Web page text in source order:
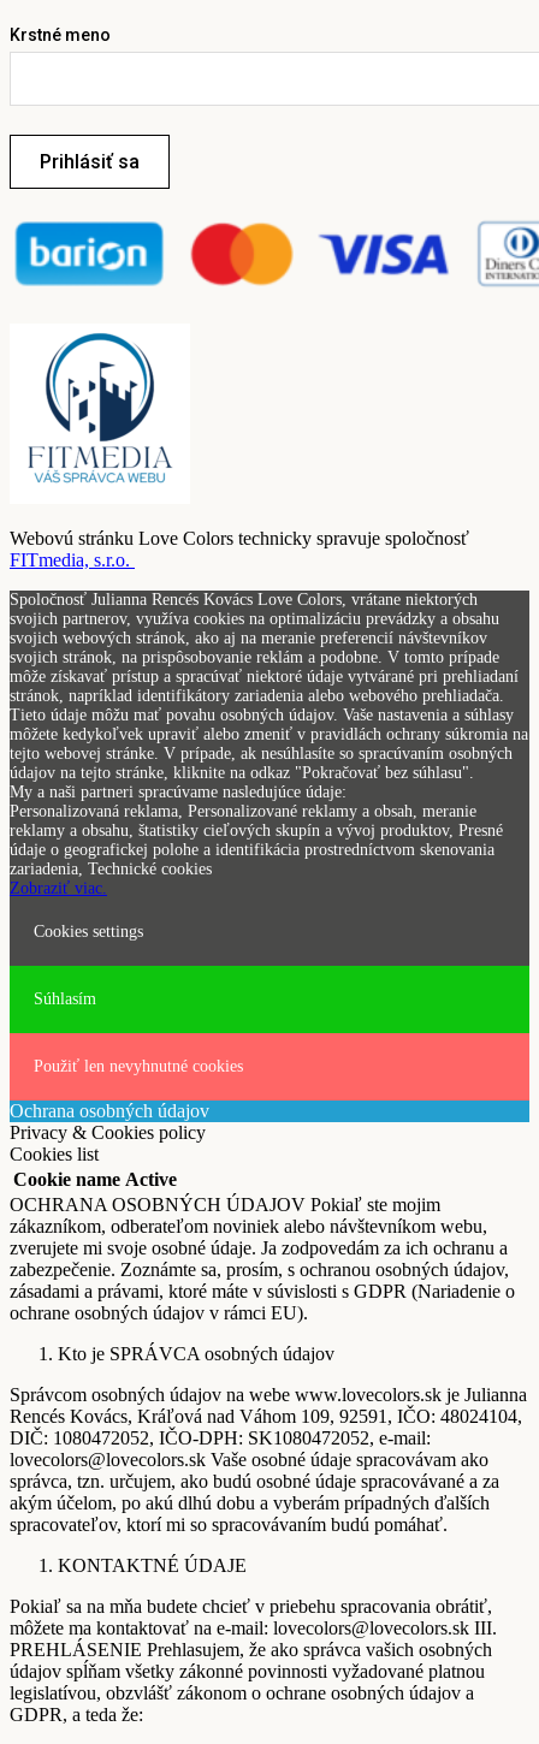
Krstné meno
Prihlásiť sa
Webovú stránku Love Colors technicky spravuje spoločnosť
FITmedia, s.r.o.
Spoločnosť Julianna Rencés Kovács Love Colors, vrátane niektorých
svojich partnerov, využíva cookies na optimalizáciu prevádzky a obsahu
svojich webových stránok, ako aj na meranie preferencií návštevníkov
svojich stránok, na prispôsobovanie reklám a podobne. V tomto prípade
môže získavať prístup a spracúvať niektoré údaje vytvárané pri prehliadaní
stránok, napríklad identifikátory zariadenia alebo webového prehliadača.
Tieto údaje môžu mať povahu osobných údajov. Vaše nastavenia a súhlasy
môžete kedykoľvek upraviť alebo zmeniť v pravidlách ochrany súkromia na
tejto webovej stránke. V prípade, ak nesúhlasíte so spracúvaním osobných
údajov na tejto stránke, kliknite na odkaz "Pokračovať bez súhlasu".
My a naši partneri spracúvame nasledujúce údaje:
Personalizovaná reklama, Personalizované reklamy a obsah, meranie
reklamy a obsahu, štatistiky cieľových skupín a vývoj produktov, Presné
údaje o geografickej polohe a identifikácia prostredníctvom skenovania
zariadenia, Technické cookies
Zobraziť viac.
Cookies settings
Súhlasím
Použiť len nevyhnutné cookies
Ochrana osobných údajov
Privacy & Cookies policy
Cookies list
Cookie name Active
OCHRANA OSOBNÝCH ÚDAJOV Pokiaľ ste mojim
zákazníkom, odberateľom noviniek alebo návštevníkom webu,
zverujete mi svoje osobné údaje. Ja zodpovedám za ich ochranu a
zabezpečenie. Zoznámte sa, prosím, s ochranou osobných údajov,
zásadami a právami, ktoré máte v súvislosti s GDPR (Nariadenie o
ochrane osobných údajov v rámci EU).
Kto je SPRÁVCA osobných údajov
Správcom osobných údajov na webe www.lovecolors.sk je Julianna
Rencés Kovács, Kráľová nad Váhom 109, 92591, IČO: 48024104,
DIČ: 1080472052, IČO-DPH: SK1080472052, e-mail:
lovecolors@lovecolors.sk Vaše osobné údaje spracovávam ako
správca, tzn. určujem, ako budú osobné údaje spracovávané a za
akým účelom, po akú dlhú dobu a vyberám prípadných ďalších
spracovateľov, ktorí mi so spracovávaním budú pomáhať.
KONTAKTNÉ ÚDAJE
Pokiaľ sa na mňa budete chcieť v priebehu spracovania obrátiť,
môžete ma kontaktovať na e-mail: lovecolors@lovecolors.sk III.
PREHLÁSENIE Prehlasujem, že ako správca vašich osobných
údajov spĺňam všetky zákonné povinnosti vyžadované platnou
legislatívou, obzvlášť zákonom o ochrane osobných údajov a
GDPR, a teda že: